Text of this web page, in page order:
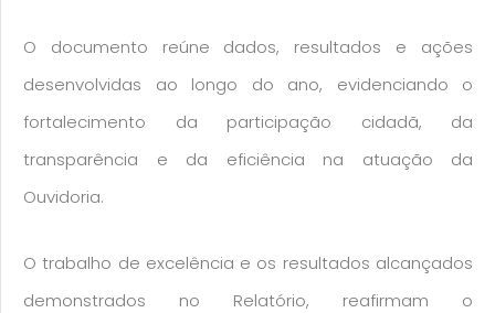
O documento reúne dados, resultados e ações
desenvolvidas ao longo do ano, evidenciando o
fortalecimento da participação cidadã, da
transparência e da eficiência na atuação da
Ouvidoria.
O trabalho de excelência e os resultados alcançados
demonstrados no Relatório, reafirmam o